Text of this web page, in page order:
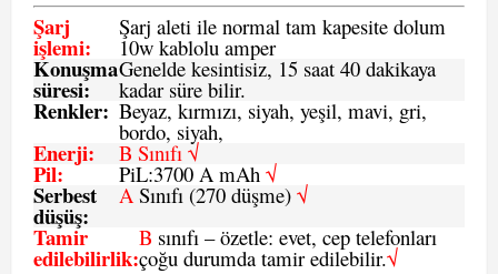
Şarj
işlemi:
Şarj aleti ile normal tam kapesite dolum
10w kablolu amper
Konuşma
süresi:
Genelde kesintisiz, 15 saat 40 dakikaya
kadar süre bilir.
Renkler: Beyaz, kırmızı, siyah, yeşil, mavi, gri,
bordo, siyah,
Enerji: B Sınıfı √
Pil: PiL:3700 A mAh √
Serbest
düşüş:
ASınıfı (270 düşme) √
Tamir
edilebilirlik:
B sınıfı – özetle: evet, cep telefonları
çoğu durumda tamir edilebilir.√